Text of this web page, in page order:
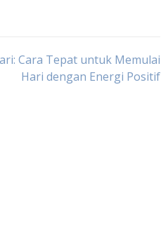
Cara Tepat untuk Memulai
Hari dengan Energi Positif